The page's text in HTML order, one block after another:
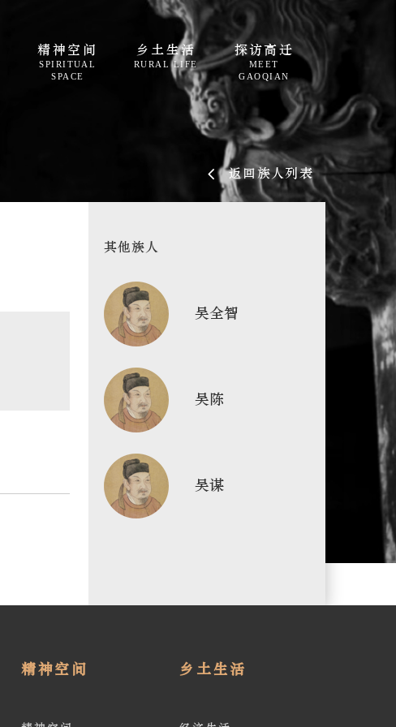
精神空间
SPIRITUAL
SPACE
乡土生活
RURAL LIFE
探访高迁
MEET
GAOQIAN
返回族人列表
其他族人
吴全智
吴陈
吴谋
精神空间 乡土生活